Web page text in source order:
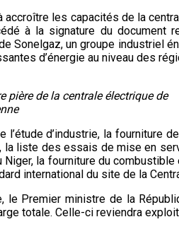
accroître les capacités de la
à la signature du document
Sonelgaz, un groupe industriel
d’énergie au niveau des
pière de la centrale électrique de
l’étude d’industrie, la
la liste des essais de mise en
la fourniture du
international du site de la
le Premier ministre de la
totale. Celle-ci reviendra